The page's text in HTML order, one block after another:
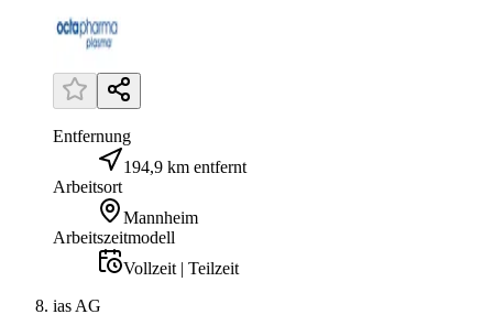
Entfernung
194,9 km entfernt
Arbeitsort
Mannheim
Arbeitszeitmodell
Vollzeit | Teilzeit
ias AG